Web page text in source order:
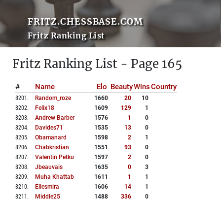
FRITZ.CHESSBASE.COM
Fritz Ranking List
Fritz Ranking List - Page 165
# Name Elo BeautyWinsCountry
8201 . Random_roze 1660 20
10
8202. Felix18 1609 129
1
8203. Andrew Barber 1576 1
0
8204. Davides71 1535 13
0
8205. Obamanard 1598 2
1
8206. Chabkristian 1551 93
0
8207. Valentin Petku 1597 2
0
8208. Jbeauvais 1635 0
3
8209. Muha Khattab 1611 1
1
8210. Ellesmira 1606 14
1
8211 . Middle25 1488 336
0